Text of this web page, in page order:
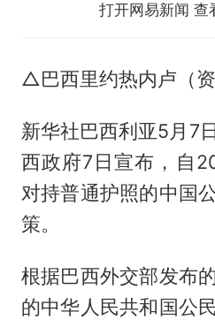
打开网易新闻 查
△巴西里约热内卢（资
新华社巴西利亚5月7
西政府7日宣布，自
对持普通护照的中国
策。
根据巴西外交部发布
的中华人民共和国公